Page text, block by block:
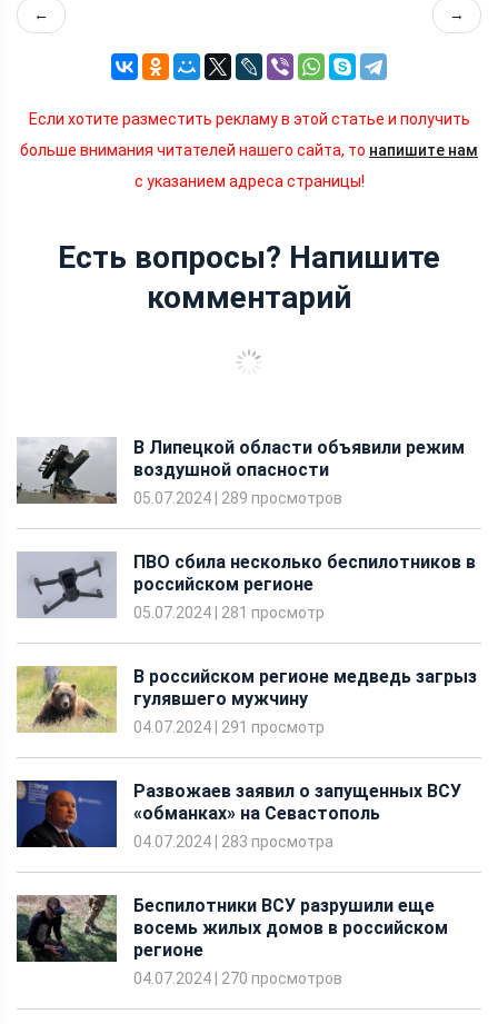
← →
Если хотите разместить рекламу в этой статье и получить
больше внимания читателей нашего сайта, то напишите нам
с указанием адреса страницы!
Есть вопросы? Напишите
комментарий
В Липецкой области объявили режим
воздушной опасности
05.07.2024 289 просмотров
ПВО сбила несколько беспилотников в
российском регионе
05.07.2024 281 просмотр
В российском регионе медведь загрыз
гулявшего мужчину
04.07.2024 291 просмотр
Развожаев заявил о запущенных ВСУ
«обманках» на Севастополь
04.07.2024 283 просмотра
Беспилотники ВСУ разрушили еще
восемь жилых домов в российском
регионе
04.07.2024 270 просмотров